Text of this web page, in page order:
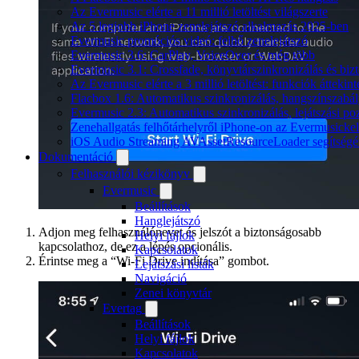
Az Evermusic elérte a 11 millió letöltést világszerte
Az 5 legjobb iPhone zenelejátszó alkalmazás 2025-ben
Evermusic promóciós videó: felhő zenelejátszó
Evermusic 3.6: CarPlay, VoiceOver és még több
Evermusic 3.1: Crossfade, könyvtárszinkronizálás és
Az Evermusic elérte a 3 millió letöltést: funkciók
Flacbox 1.6: Automatikus szinkronizálás,
Evermusic 2.3: Automatikus szinkronizálás, lejátszási
Zenehallgatás felhőtárhelyről iPhone-on az Evermusickel
iOS Audio Streaming AVAssetResourceLoader
Dokumentáció
Felhasználói kézikönyv
Evermusic
Beállítások
Hanglejátszó
Helyi fájlok
Kapcsolatok
Lejátszási listák
Navigáció
Zenei könyvtár
Evertag
Beállítások
Helyi fájlok
Kapcsolatok
Adjon meg felhasználónevet és jelszót a biztonságosabb
kapcsolathoz, de ez a lépés opcionális.
Érintse meg a “Wi-Fi Drive indítása” gombot.